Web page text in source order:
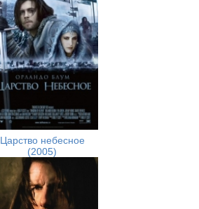
Царство небесное
(2005)